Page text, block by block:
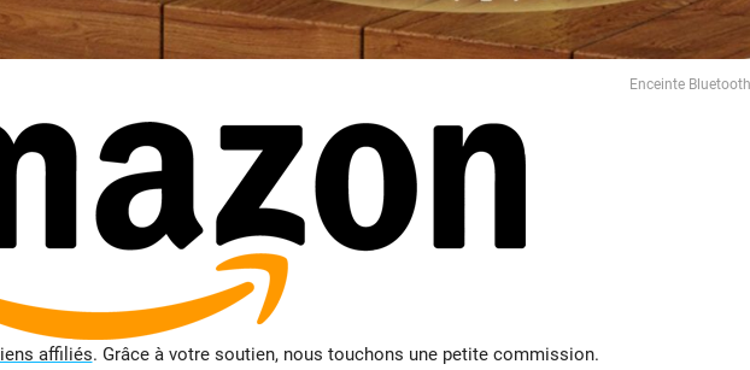
Enceinte Bluetooth
liens affiliés. Grâce à votre soutien, nous touchons une petite commission.